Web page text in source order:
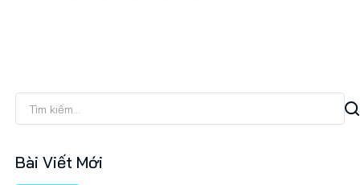
Bài Viết Mới